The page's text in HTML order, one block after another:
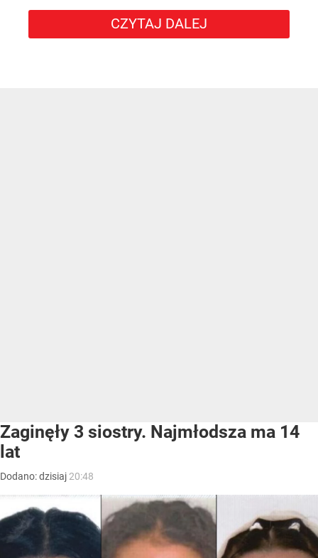
CZYTAJ DALEJ
Zaginęły 3 siostry. Najmłodsza ma 14
lat
Dodano:dzisiaj 20:48